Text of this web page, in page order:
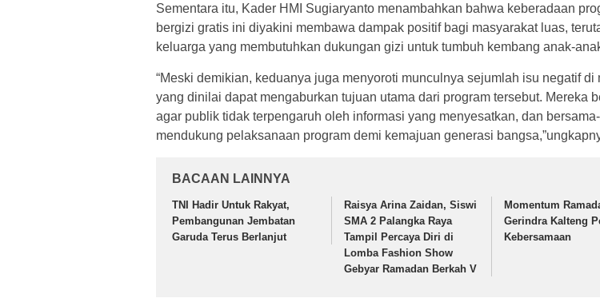
Sementara itu, Kader HMI Sugiaryanto menambahkan bahwa keberadaan
bergizi gratis ini diyakini membawa dampak positif bagi masyarakat luas,
keluarga yang membutuhkan dukungan gizi untuk tumbuh kembang anak-
“Meski demikian, keduanya juga menyoroti munculnya sejumlah isu negatif di
yang dinilai dapat mengaburkan tujuan utama dari program tersebut. Mereka
agar publik tidak terpengaruh oleh informasi yang menyesatkan, dan
mendukung pelaksanaan program demi kemajuan generasi
BACAAN LAINNYA
TNI Hadir Untuk Rakyat,
Pembangunan Jembatan
Garuda Terus Berlanjut
Raisya Arina Zaidan, Siswi
SMA 2 Palangka Raya
Tampil Percaya Diri di
Lomba Fashion Show
Gebyar Ramadan Berkah V
Momentum
Gerindra Kalteng
Kebersamaan